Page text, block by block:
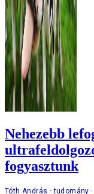
Nehezebb
fogyasztunk
Tóth András tudomány